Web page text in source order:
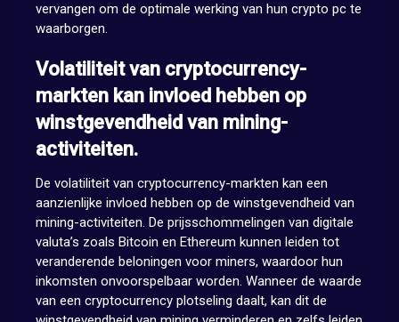
vervangen om de optimale werking van hun crypto pc te
waarborgen.
Volatiliteit van cryptocurrency-
markten kan invloed hebben op
winstgevendheid van mining-
activiteiten.
De volatiliteit van cryptocurrency-markten kan een
aanzienlijke invloed hebben op de winstgevendheid van
mining-activiteiten. De prijsschommelingen van digitale
valuta’s zoals Bitcoin en Ethereum kunnen leiden tot
veranderende beloningen voor miners, waardoor hun
inkomsten onvoorspelbaar worden. Wanneer de waarde
van een cryptocurrency plotseling daalt, kan dit de